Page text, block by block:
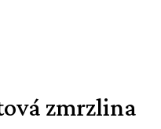
zmrzlina